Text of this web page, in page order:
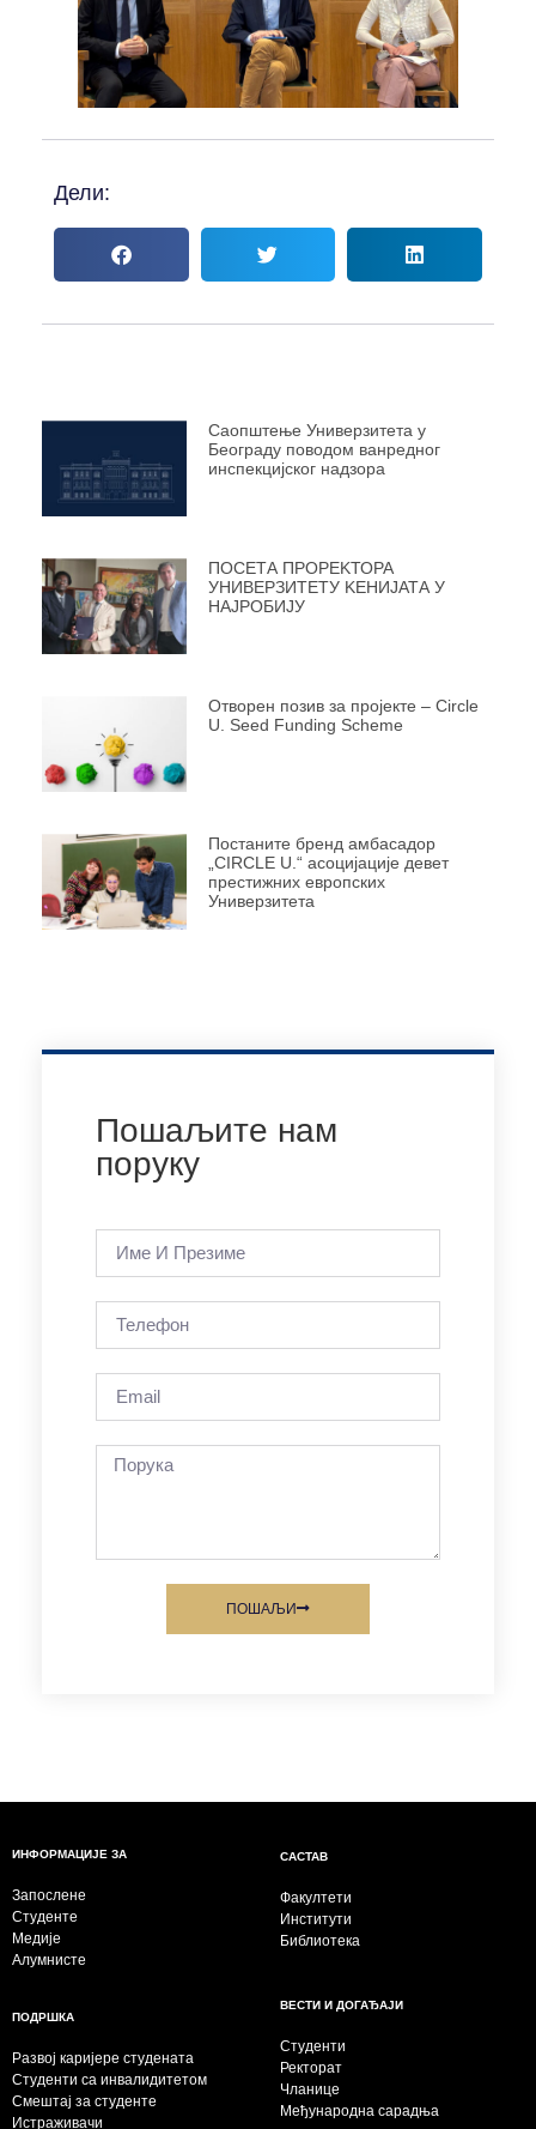
Дели:
Саопштење Универзитета у
Београду поводом ванредног
инспекцијског надзора
ПОСЕТА ПРОРЕKТОРА
УНИВЕРЗИТЕТУ KЕНИЈАТА У
НАЈРОБИЈУ
Отворен позив за пројекте – Circle
U. Seed Funding Scheme
Постаните бренд амбасадор
„CIRCLE U.“ асоцијације девет
престижних европских
Универзитета
Пошаљите нам
поруку
ПОШАЉИ
ИНФОРМАЦИЈЕ ЗА
Запослене
Студенте
Медије
Алумнисте
САСТАВ
Факултети
Институти
Библиотека
ПОДРШКА
Развој каријере студената
Студенти са инвалидитетом
Смештај за студенте
Истраживачи
ВЕСТИ И ДОГАЂАЈИ
Студенти
Ректорат
Чланице
Међународна сарадња